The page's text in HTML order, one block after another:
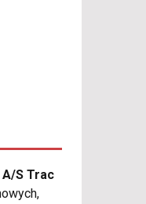
A/S Trac